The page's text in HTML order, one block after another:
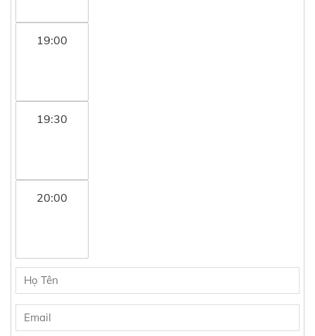
19:00
19:30
20:00